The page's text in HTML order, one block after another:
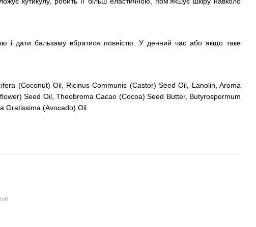
і дати бальзаму вбратися повністю. У денний час або якщо таке
(Coconut) Oil, Ricinus Communis (Castor) Seed Oil, Lanolin, Aroma
Seed Oil, Theobroma Cacao (Cocoa) Seed Butter, Butyrospermum
Gratissima (Avocado) Oil.